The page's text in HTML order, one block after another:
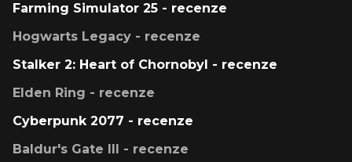
Farming Simulator 25 - recenze
Hogwarts Legacy - recenze
Stalker 2: Heart of Chornobyl - recenze
Elden Ring - recenze
Cyberpunk 2077 - recenze
Baldur's Gate III - recenze